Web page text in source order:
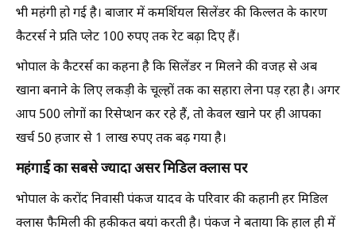
भी महंगी हो गई है। बाजार में कमर्शियल सिलेंडर की किल्लत के कारण
कैटरर्स ने प्रति प्लेट 100 रुपए तक रेट बढ़ा दिए हैं।
भोपाल के कैटरर्स का कहना है कि सिलेंडर न मिलने की वजह से अब
खाना बनाने के लिए लकड़ी के चूल्हों तक का सहारा लेना पड़ रहा है। अगर
आप 500 लोगों का रिसेप्शन कर रहे हैं, तो केवल खाने पर ही आपका
खर्च 50 हजार से 1 लाख रुपए तक बढ़ गया है।
महंगाई का सबसे ज्यादा असर मिडिल क्लास पर
भोपाल के करोंद निवासी पंकज यादव के परिवार की कहानी हर मिडिल
क्लास फैमिली की हकीकत बयां करती है। पंकज ने बताया कि हाल ही में